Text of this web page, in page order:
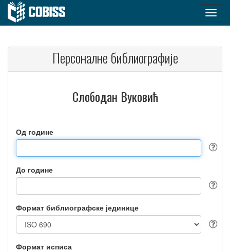
Персоналне библиографије
Слободан Вуковић
Од године
До године
Формат библиографске јединице
Формат исписа